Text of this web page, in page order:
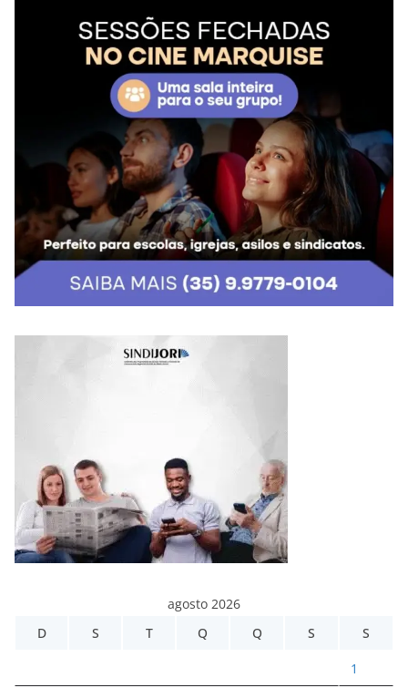
agosto 2026
D
S T Q Q S S
1